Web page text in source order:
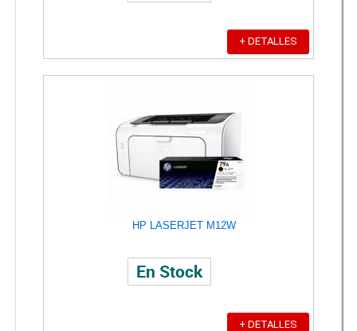
+ DETALLES
HP LASERJET M12W
En Stock
+ DETALLES